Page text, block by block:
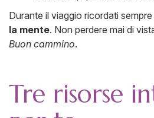
Durante il viaggio ricordati sempre
la mente. Non perdere mai di
Buon cammino.
Tre risorse